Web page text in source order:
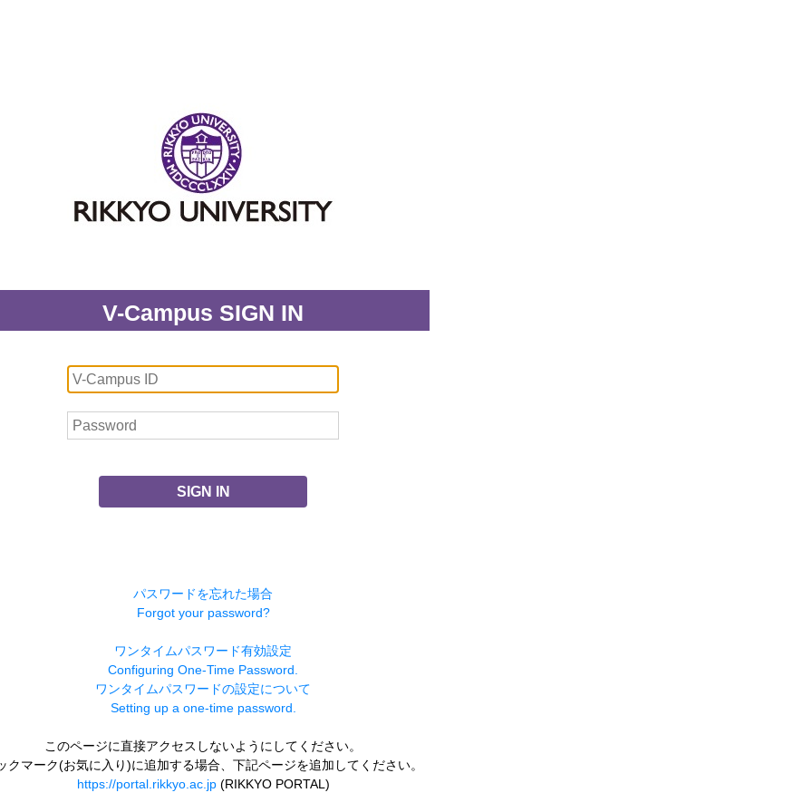
V-Campus SIGN IN
SIGN IN
パスワードを忘れた場合
Forgot your password?
ワンタイムパスワード有効設定
Configuring One-Time Password.
ワンタイムパスワードの設定について
Setting up a one-time password.
このページに直接アクセスしないようにしてください。
クマーク(お気に入り)に追加する場合、下記ページを追加してください。
https://portal.rikkyo.ac.jp(RIKKYO PORTAL)